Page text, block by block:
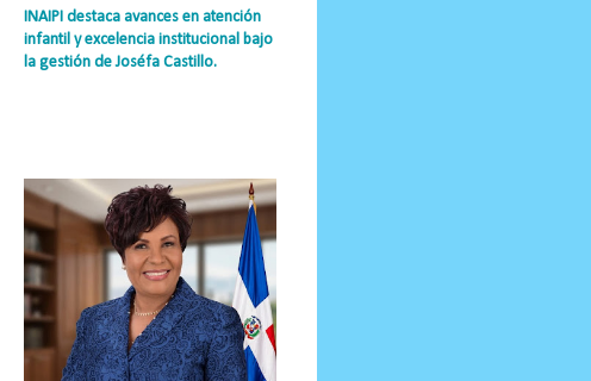
INAIPI destaca avances en atención
infantil y excelencia institucional bajo
la gestión de Joséfa Castillo.